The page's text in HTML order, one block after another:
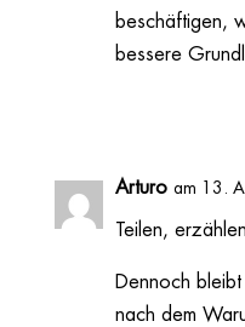
beschäftigen,
bessere
Arturo am 13.
Teilen,
Dennoch
nach dem